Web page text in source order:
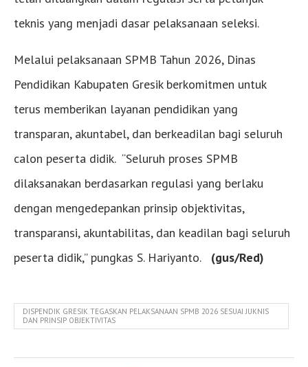
teknis yang menjadi dasar pelaksanaan seleksi.
Melalui pelaksanaan SPMB Tahun 2026, Dinas
Pendidikan Kabupaten Gresik berkomitmen untuk
terus memberikan layanan pendidikan yang
transparan, akuntabel, dan berkeadilan bagi seluruh
calon peserta didik. “Seluruh proses SPMB
dilaksanakan berdasarkan regulasi yang berlaku
dengan mengedepankan prinsip objektivitas,
transparansi, akuntabilitas, dan keadilan bagi seluruh
peserta didik,” pungkas S. Hariyanto.
(gus/Red)
DISPENDIK GRESIK TEGASKAN PELAKSANAAN SPMB 2026 SESUAI JUKNIS
DAN PRINSIP OBJEKTIVITAS